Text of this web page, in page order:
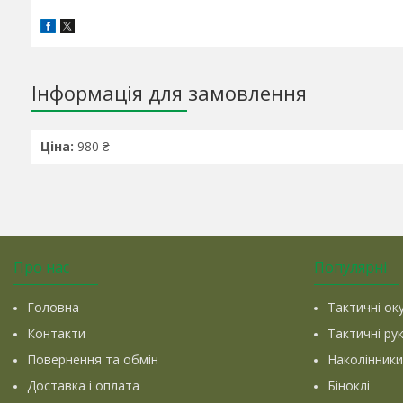
Інформація для замовлення
Ціна: 980 ₴
Про нас
Головна
Контакти
Повернення та обмін
Доставка і оплата
Популярні
Тактичні
Тактичні
Біноклі